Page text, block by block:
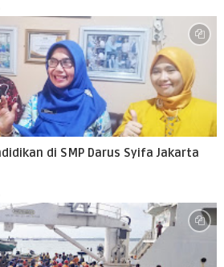
di SMP Darus Syifa Jakarta